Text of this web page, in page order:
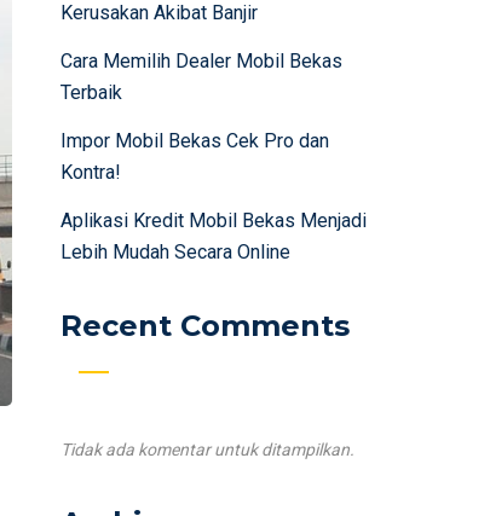
Kerusakan Akibat Banjir
Cara Memilih Dealer Mobil Bekas
Terbaik
Impor Mobil Bekas Cek Pro dan
Kontra!
Aplikasi Kredit Mobil Bekas Menjadi
Lebih Mudah Secara Online
Recent Comments
Tidak ada komentar untuk ditampilkan.